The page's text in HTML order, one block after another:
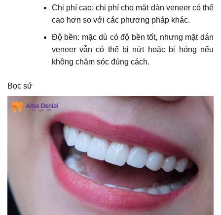
Chi phí cao: chi phí cho mặt dán veneer có thể
cao hơn so với các phương pháp khác.
Độ bền: mặc dù có độ bền tốt, nhưng mặt dán
veneer vẫn có thể bị nứt hoặc bị hỏng nếu
không chăm sóc đúng cách.
Bọc sứ